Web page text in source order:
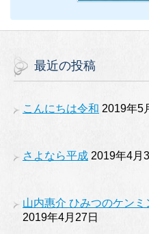
最近の投稿
こんにちは令和 2019年5
さよなら平成 2019年4月
山内惠介 ひみつのケン
2019年4月27日